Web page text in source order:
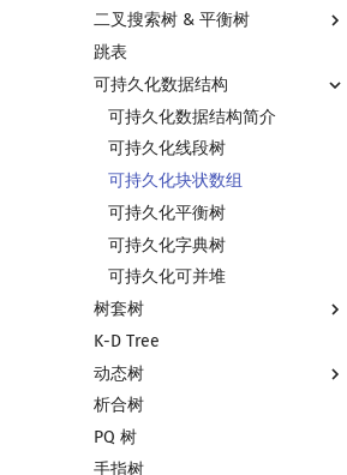
线段树合并 & 分裂
李超线段树
猫树
区间最值操作 & 区间历史最值
Kinetic Tournament Tree
二叉搜索树 & 平衡树
二叉搜索树 & 平衡树
Treap
Splay 树
WBLT
替罪羊树
笛卡尔树
Size Balanced Tree
AVL 树
红黑树
左偏红黑树
AA 树
跳表
可持久化数据结构
可持久化数据结构简介
可持久化线段树
可持久化块状数组
可持久化平衡树
可持久化字典树
可持久化可并堆
树套树
线段树套线段树
平衡树套线段树
线段树套平衡树
树状数组套权值线段树
分块套树状数组
K-D Tree
动态树
Link Cut Tree
全局平衡二叉树
Euler Tour Tree
析合树
PQ 树
手指树